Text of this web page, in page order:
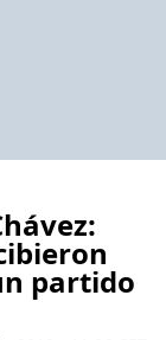
partido